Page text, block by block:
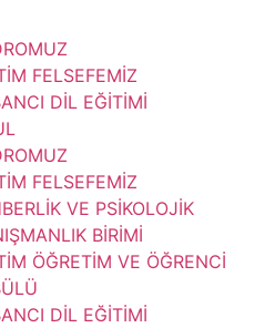
FELSEFEMİZ
DİL EĞİTİMİ
FELSEFEMİZ
VE PSİKOLOJİK
BİRİMİ
ÖĞRETİM VE ÖĞRENCİ
DİL EĞİTİMİ